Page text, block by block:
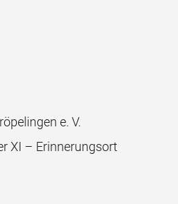
e. V.
XI – Erinnerungsort